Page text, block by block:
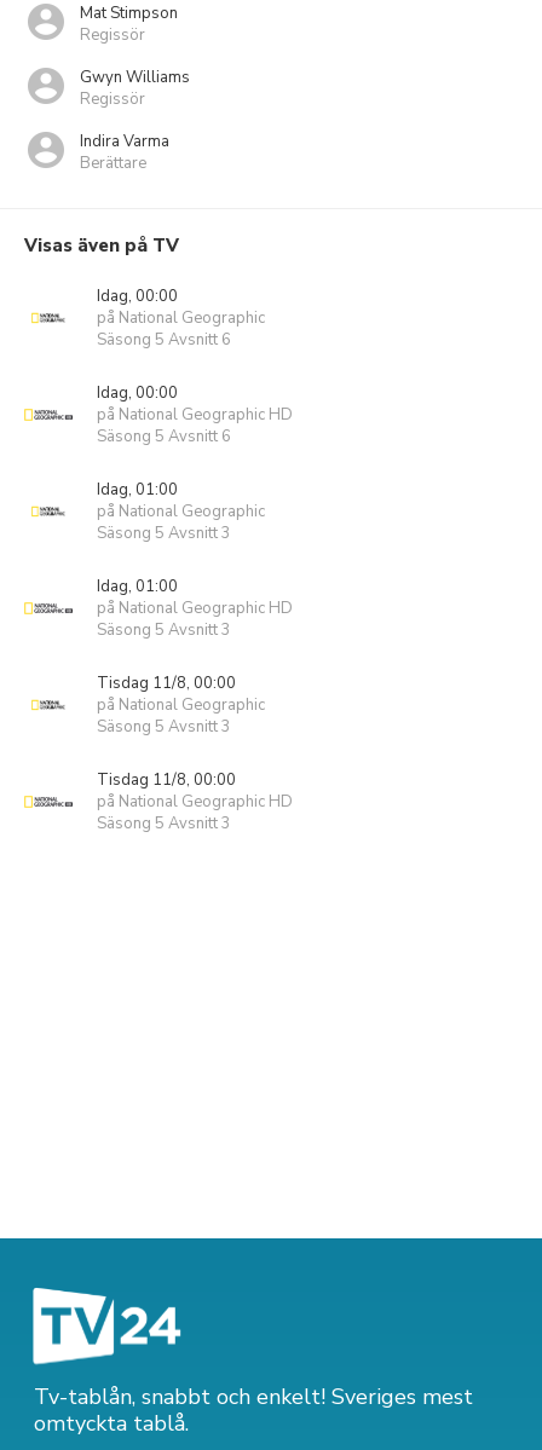
Mat Stimpson
Regissör
Gwyn Williams
Regissör
Indira Varma
Berättare
Visas även på TV
Idag, 00:00
på National Geographic
Säsong 5 Avsnitt 6
Idag, 00:00
på National Geographic HD
Säsong 5 Avsnitt 6
Idag, 01:00
på National Geographic
Säsong 5 Avsnitt 3
Idag, 01:00
på National Geographic HD
Säsong 5 Avsnitt 3
Tisdag 11/8, 00:00
på National Geographic
Säsong 5 Avsnitt 3
Tisdag 11/8, 00:00
på National Geographic HD
Säsong 5 Avsnitt 3
Tv-tablån, snabbt och enkelt! Sveriges mest
omtyckta tablå.